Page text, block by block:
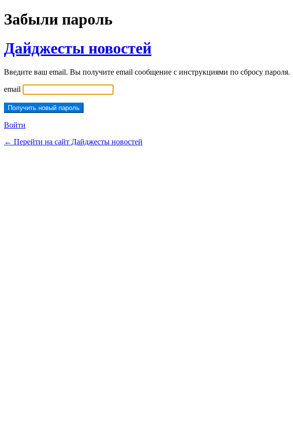
Забыли пароль
Дайджесты новостей
Введите ваш email. Вы получите email сообщение с инструкциями по сбросу пароля.
email
Войти
← Перейти на сайт Дайджесты новостей